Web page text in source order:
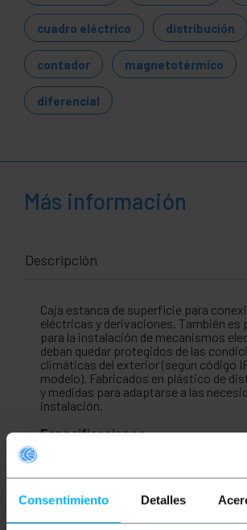
Consentimiento Detalles
cuadro eléctrico distribución
contador magnetotérmico
diferencial
Más información
Descripción
Caja estanca de superficie para
eléctricas y derivaciones. También es
para la instalación de mecanismos
deban quedar protegidos de las
climáticas del exterior (según código
modelo). Fabricados en plástico de
y medidas para adaptarse a las
instalación.
Especificaciones
Caja de superficie. Diseño
para alojar conexiones y
eléctricos.
fondo).